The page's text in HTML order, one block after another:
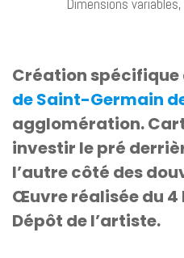
Dimensions
Création spécifique
de Saint-Germain
agglomération.
investir le pré
l’autre côté des
Œuvre réalisée du 4
Dépôt de l’artiste.